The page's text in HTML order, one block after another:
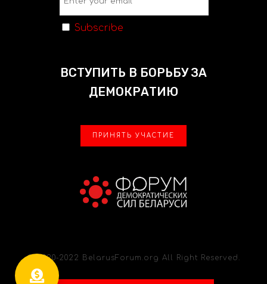
Subscribe
ВСТУПИТЬ В БОРЬБУ ЗА
ДЕМОКРАТИЮ
ПРИНЯТЬ УЧАСТИЕ
© 2020-2022 BelarusForum.org All Right Reserved.